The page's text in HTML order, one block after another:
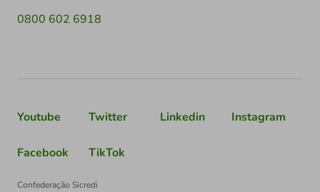
0800 602 6918
Youtube Twitter Linkedin Instagram
Facebook TikTok
Confederação Sicredi